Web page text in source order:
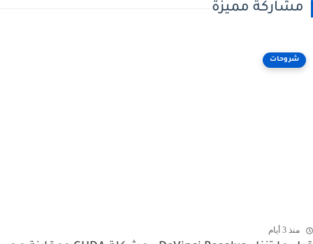
مشاركة مميزة
شروحات
منذ 3 أيام